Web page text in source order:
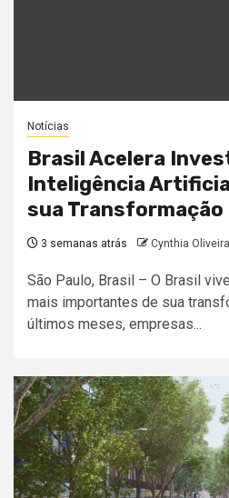
Notícias
Brasil Acelera
Inteligência
sua Transformação
3 semanas atrás Cynthia Oliveira
São Paulo, Brasil – O Brasil
mais importantes de sua
últimos meses, empresas...